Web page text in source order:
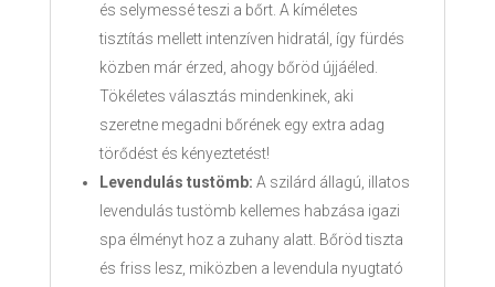
és selymessé teszi a bőrt. A kíméletes
tisztítás mellett intenzíven hidratál, így fürdés
közben már érzed, ahogy bőröd újjáéled.
Tökéletes választás mindenkinek, aki
szeretne megadni bőrének egy extra adag
törődést és kényeztetést!
Levendulás tustömb: A szilárd állagú, illatos
levendulás tustömb kellemes habzása igazi
spa élményt hoz a zuhany alatt. Bőröd tiszta
és friss lesz, miközben a levendula nyugtató